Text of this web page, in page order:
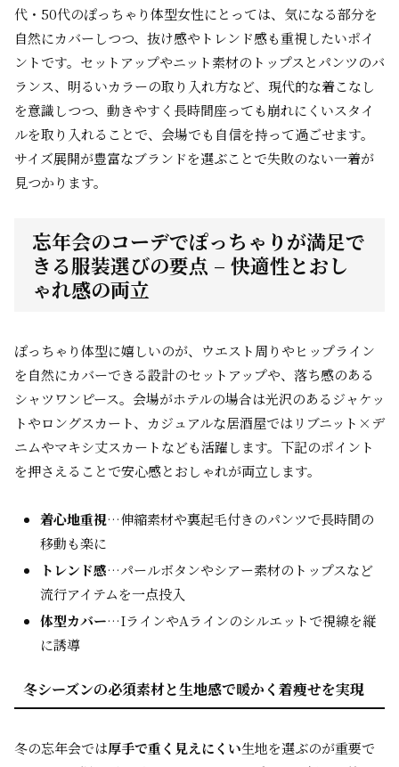
代・50代のぽっちゃり体型女性にとっては、気になる部分を
自然にカバーしつつ、抜け感やトレンド感も重視したいポイ
ントです。セットアップやニット素材のトップスとパンツのバ
ランス、明るいカラーの取り入れ方など、現代的な着こなし
を意識しつつ、動きやすく長時間座っても崩れにくいスタイ
ルを取り入れることで、会場でも自信を持って過ごせます。
サイズ展開が豊富なブランドを選ぶことで失敗のない一着が
見つかります。
忘年会のコーデでぽっちゃりが満足で
きる服装選びの要点 – 快適性とおし
ゃれ感の両立
ぽっちゃり体型に嬉しいのが、ウエスト周りやヒップライン
を自然にカバーできる設計のセットアップや、落ち感のある
シャツワンピース。会場がホテルの場合は光沢のあるジャケッ
トやロングスカート、カジュアルな居酒屋ではリブニット×デ
ニムやマキシ丈スカートなども活躍します。下記のポイント
を押さえることで安心感とおしゃれが両立します。
着心地重視…伸縮素材や裏起毛付きのパンツで長時間の
移動も楽に
トレンド感…パールボタンやシアー素材のトップスなど
流行アイテムを一点投入
体型カバー…IラインやAラインのシルエットで視線を縦
に誘導
冬シーズンの必須素材と生地感で暖かく着痩せを実現
冬の忘年会では厚手で重く見えにくい生地を選ぶのが重要で